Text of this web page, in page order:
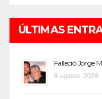
ÚLTIMAS
Falleció Jorge
8 agosto, 2026